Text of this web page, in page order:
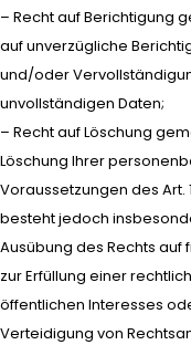
– Recht auf Berichtigung
auf unverzügliche
und/oder
unvollständigen Daten;
– Recht auf Löschung
Löschung Ihrer
Voraussetzungen des Art.
besteht jedoch
Ausübung des Rechts
zur Erfüllung einer
öffentlichen Interesses
Verteidigung von